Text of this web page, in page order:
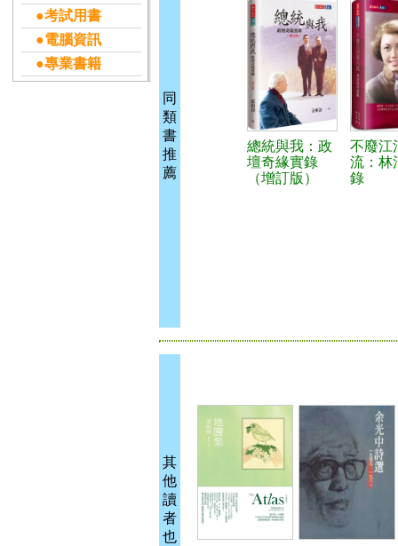
●考試用書
●電腦資訊
●專業書籍
同
類
書
推
薦
總統與我：政
壇奇緣實錄
（增訂版）
不廢江
流：林
錄
其
他
讀
者
也